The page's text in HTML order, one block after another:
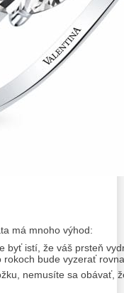
má mnoho výhod:
byť istí, že váš prsteň
bude vyzerať
nemusíte sa obávať,